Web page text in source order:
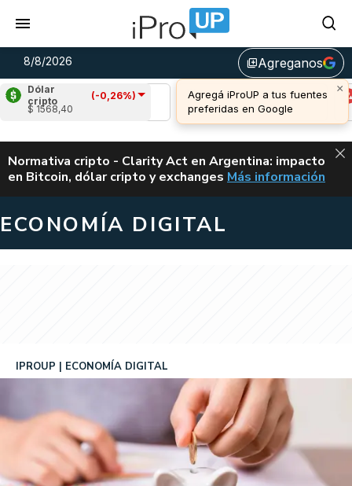
8/8/2026 library_addAgreganos
×
Agregá iProUP a tus fuentes
preferidas en Google
Dólar
cripto
(-0,26%)
$ 1568,40
Ripple
(0,69%)
u$s 1,04
Cardano (-1,43%)
u$s 0,20
ALERTA
Normativa cripto - Clarity Act en Argentina: impacto
en Bitcoin, dólar cripto y exchanges CLARITY ACT EN
Más información
ECONOMÍA DIGITAL
IPROUP ECONOMÍA DIGITAL